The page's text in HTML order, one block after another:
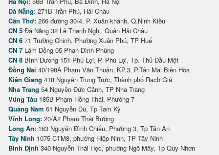
Đà Nẵng: 271B Trần Phú, Hải Châu
Cần Thơ: 266 đường 30/4, P. Xuân khánh, Q.Ninh Kiều
CN 5 Đà Nẵng 32 Lê Thanh Nghị, Quận Hải Châu
CN 6 71 Trường Chinh, Phường Xuân Phú, TP Huế
CN 7 Lâm Đồng 05 Phan Đình Phùng
CN 8 Bình Dương 151 Phú Lợi, P. Phú Lợi, Tp. Thủ Dầu Một
Đồng Nai 40/198A Phạm Văn Thuận, KP.3, P.Tân Mai Biên Hòa
Kiên Giang 418 Nguyễn Trung Trực, Thành phố Rạch Giá
Nha Trang 54 Nguyễn Đức Cảnh, TP Nha Trang
Vũng Tàu 185B Phạm Hồng Thái, Phường 7
Quảng Nam 61 Nguyễn Du, Tp Tam Kỳ
Vĩnh Long: 20/A2 Phạm Thái Bường
Long An: 163 Nguyễn Đình Chiểu, Phường 3, Tp Tân An
Tây Ninh 1075 CTM8, phường Hiệp Ninh, TP Tây Ninh
Bình Định 340 Nguyễn Thái Học, phường Ngô Mây, Tp Quy Nhơn